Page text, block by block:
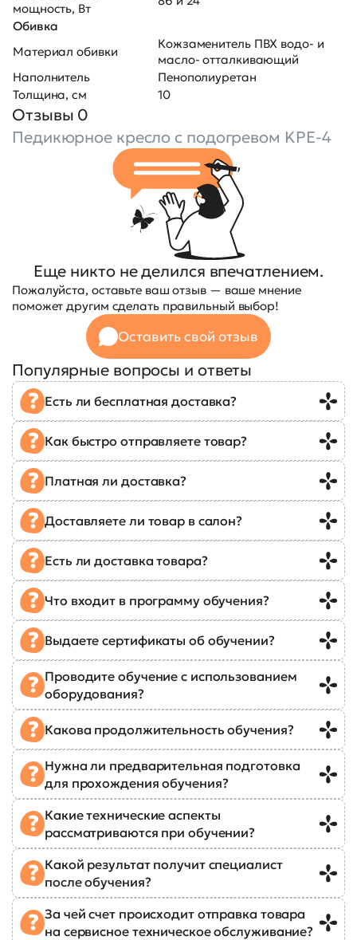
мощность, Вт
Обивка
Материал обивки
Кожзаменитель ПВХ водо- и
масло- отталкивающий
Наполнитель
Пенополиуретан
Толщина, см
10
Отзывы 0
Педикюрное кресло с подогревом KPE-4
Еще никто не делился впечатлением.
Пожалуйста, оставьте ваш отзыв — ваше мнение
поможет другим сделать правильный выбор!
Оставить свой отзыв
Популярные вопросы и ответы
Есть ли бесплатная доставка?
Как быстро отправляете товар?
Платная ли доставка?
Доставляете ли товар в салон?
Есть ли доставка товара?
Что входит в программу обучения?
Выдаете сертификаты об обучении?
Проводите обучение с использованием
оборудования?
Какова продолжительность обучения?
Нужна ли предварительная подготовка
для прохождения обучения?
Какие технические аспекты
рассматриваются при обучении?
Какой результат получит специалист
после обучения?
За чей счет происходит отправка товара
на сервисное техническое обслуживание?